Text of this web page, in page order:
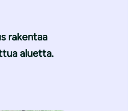
rakentaa
aluetta.